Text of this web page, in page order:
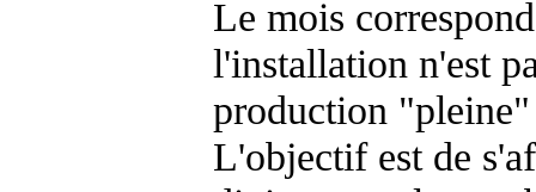
Le mois
l'installation n'est
production "pleine"
L'objectif est de